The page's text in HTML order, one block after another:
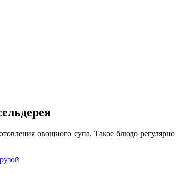
овощного супа. Такое блюдо